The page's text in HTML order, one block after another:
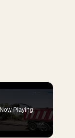
Now Playing